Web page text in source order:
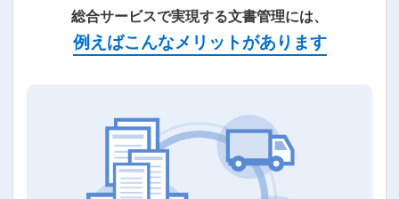
総合サービスで実現する文書管理には、
例えばこんなメリットがあります